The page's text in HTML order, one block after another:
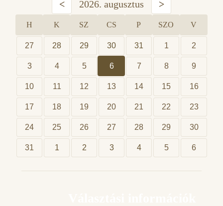
< 2026. augusztus >
H K SZ CS P SZO V
27 28 29 30 31 1 2
3 4 5 6 7 8 9
10 11 12 13 14 15 16
17 18 19 20 21 22 23
24 25 26 27 28 29 30
31 1 2 3 4 5 6